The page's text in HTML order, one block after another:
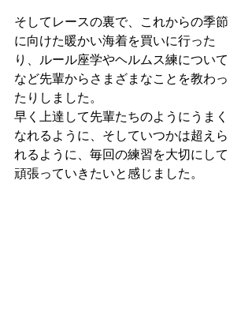
そしてレースの裏で、これからの季節
に向けた暖かい海着を買いに行った
り、ルール座学やヘルムス練について
など先輩からさまざまなことを教わっ
たりしました。
早く上達して先輩たちのようにうまく
なれるように、そしていつかは超えら
れるように、毎回の練習を大切にして
頑張っていきたいと感じました。